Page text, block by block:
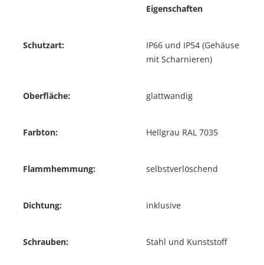
Eigenschaften
Schutzart:
IP66 und IP54 (Gehäuse
mit Scharnieren)
Oberfläche: glattwandig
Farbton: Hellgrau RAL 7035
Flammhemmung: selbstverlöschend
Dichtung: inklusive
Schrauben: Stahl und Kunststoff